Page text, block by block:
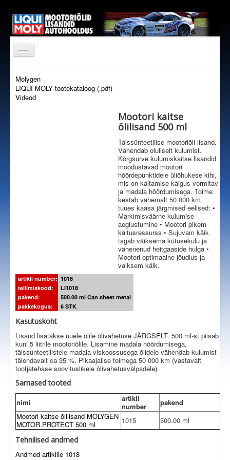
AVALEHT
TOOTED
Molygen
LIQUI MOLY tootekataloog (.pdf)
Videod
Mootori kaitse
õlilisand 500 ml
Täissünteetilise mootoriõli lisand.
Vähendab oluliselt kulumist.
Kõrgsurve kulumiskaitse lisandid
moodustavad mootori
hõõrdepunktidele üliõhukese kihi,
mis on käitamise käigus vormitav
ja madala hõõrdumisega. Toime
kestab vähemalt 50 000 km,
tuues kaasa järgmised eelised: •
Märkimisväärne kulumise
aeglustumine • Mootori pikem
käitusressurss • Sujuvam käik
tagab väiksema kütusekulu ja
vähenenud heitgaaside hulga •
Mootori optimaalne jõudlus ja
vaiksem käik.
artikli number: 1018
tellimiskood:
LI1018
pakend:
500.00 ml Can sheet metal
pakkekogus:
6 STK
Kasutuskoht
Lisand lisatakse uuele õlile õlivahetuse JÄRGSELT. 500 ml-st piisab
kuni 5 liitrile mootoriõlile. Lisamine madala hõõrdumisega,
täissünteetilistele madala viskoossusega õlidele vähendab kulumist
täiendavalt ca 35 %. Pikaajalise toimega 50 000 km (vastavalt
tootjatehase soovituslikele õlivahetusvälpadele).
Sarnased tooted
nimi
artikli
number
pakend
Mootori kaitse õlilisand MOLYGEN
MOTOR PROTECT 500 ml
1015
500.00 ml
Tehnilised andmed
Andmed artiklile 1018